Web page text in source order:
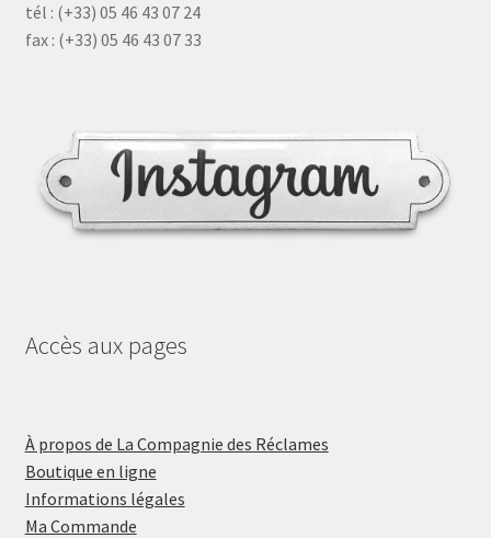
tél : (+33) 05 46 43 07 24
fax : (+33) 05 46 43 07 33
Accès aux pages
À propos de La Compagnie des Réclames
Boutique en ligne
Informations légales
Ma Commande